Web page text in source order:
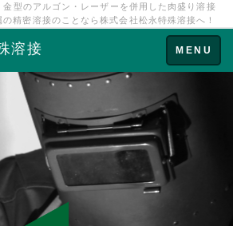
型のアルゴン・レーザーを併用した肉盛り溶接
精密溶接のことなら株式会社松永特殊溶接へ！
Toggle
navigation
MENU
溶接